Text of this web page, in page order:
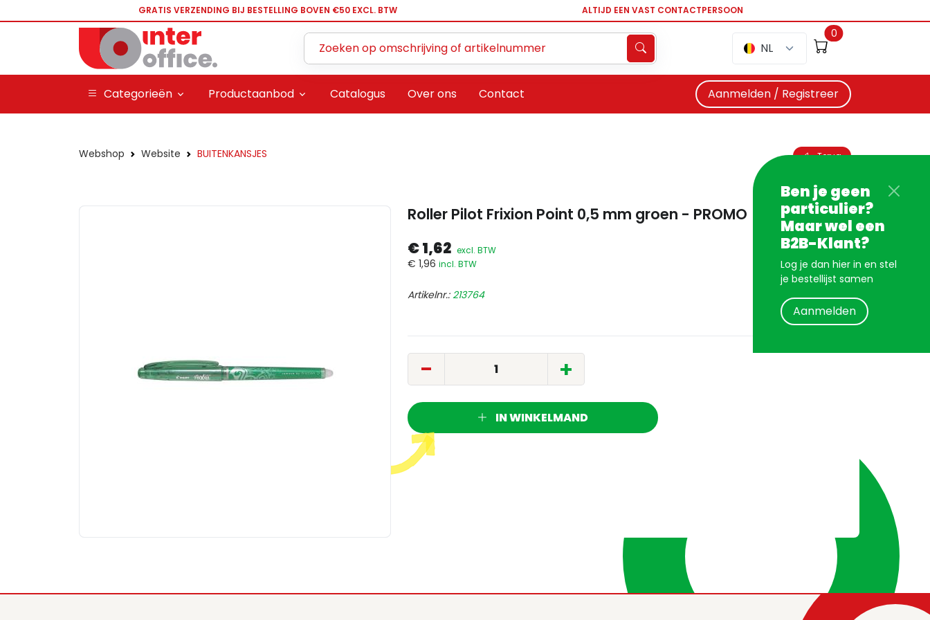
GRATIS VERZENDING BIJ BESTELLING BOVEN €50 EXCL. BTW ALTIJD EEN VAST CONTACTPERSOON
NL
0
Categorieën Productaanbod Catalogus Over ons Contact Aanmelden / Registreer
Ben je geen
particulier?
Maar wel een
B2B-Klant?
Log je dan hier in en stel
je bestellijst samen
Aanmelden
Webshop Website BUITENKANSJES Terug
Roller Pilot Frixion Point 0,5 mm groen - PROMO
€ 1,62 excl. BTW
€ 1,96 incl. BTW
Artikelnr.:213764
- +
IN WINKELMAND